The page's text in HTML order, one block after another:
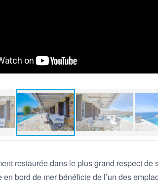
restaurée dans le plus grand respect
bord de mer bénéficie de l’un des